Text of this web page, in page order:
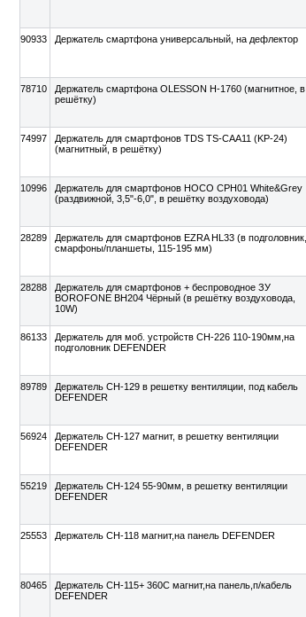
90933 Держатель смартфона универсальный, на дефлектор
78710
Держатель смартфона OLESSON H-1760 (магнитное, в
решётку)
74997
Держатель для смартфонов TDS TS-CAA11 (KP-24)
(магнитный, в решётку)
10996
Держатель для смартфонов HOCO CPH01 White&Grey
(раздвижной, 3,5"-6,0", в решётку воздуховода)
28289
Держатель для смартфонов EZRA HL33 (в подголовник,
смарфоны/планшеты, 115-195 мм)
28288
Держатель для смартфонов + беспроводное ЗУ
BOROFONE BH204 Чёрный (в решётку воздуховода,
10W)
86133
Держатель для моб. устройств CH-226 110-190мм,на
подголовник DEFENDER
89789
Держатель CH-129 в решетку вентиляции, под кабель
DEFENDER
56924
Держатель CH-127 магнит, в решетку вентиляции
DEFENDER
55219
Держатель CH-124 55-90мм, в решетку вентиляции
DEFENDER
25553 Держатель CH-118 магнит,на панель DEFENDER
80465
Держатель CH-115+ 360С магнит,на панель,п/кабель
DEFENDER